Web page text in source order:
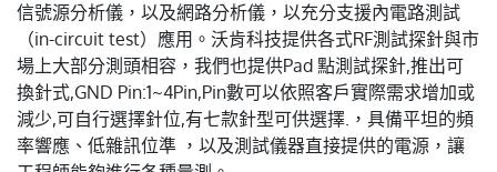
信號源分析儀，以及網路分析儀，以充分支援內電路測試
（in-circuit test）應用。沃肯科技提供各式RF測試探針與市
場上大部分測頭相容，我們也提供Pad 點測試探針,推出可
換針式,GND Pin:1~4Pin,Pin數可以依照客戶實際需求增加或
減少,可自行選擇針位,有七款針型可供選擇.，具備平坦的頻
率響應、低雜訊位準 ，以及測試儀器直接提供的電源，讓